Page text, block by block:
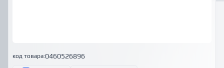
код товара:0460526896